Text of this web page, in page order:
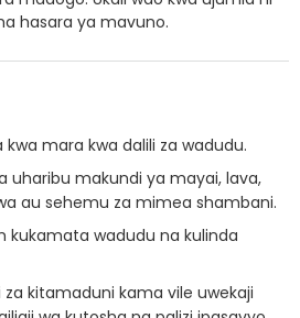
hasara ya mavuno.
mara kwa dalili za wadudu.
uharibu makundi ya mayai, lava,
au sehemu za mimea shambani.
kukamata wadudu na kulinda
kitamaduni kama vile uwekaji